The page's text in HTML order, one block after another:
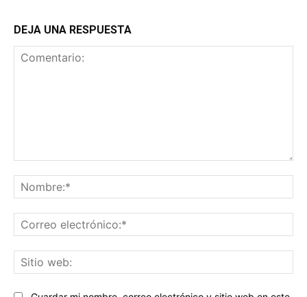
DEJA UNA RESPUESTA